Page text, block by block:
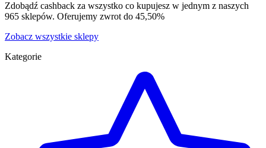
Zdobądź cashback za wszystko co kupujesz w jednym z naszych
965 sklepów. Oferujemy zwrot do 45,50%
Zobacz wszystkie sklepy
Kategorie